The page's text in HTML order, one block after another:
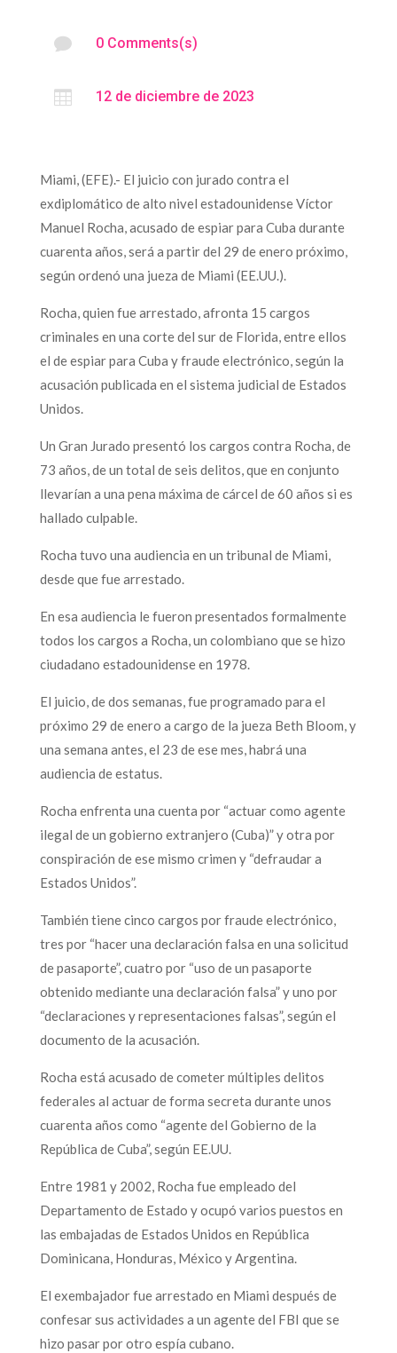
 0 Comments(s)
 12 de diciembre de 2023
Miami, (EFE).- El juicio con jurado contra el
exdiplomático de alto nivel estadounidense Víctor
Manuel Rocha, acusado de espiar para Cuba durante
cuarenta años, será a partir del 29 de enero próximo,
según ordenó una jueza de Miami (EE.UU.).
Rocha, quien fue arrestado, afronta 15 cargos
criminales en una corte del sur de Florida, entre ellos
el de espiar para Cuba y fraude electrónico, según la
acusación publicada en el sistema judicial de Estados
Unidos.
Un Gran Jurado presentó los cargos contra Rocha, de
73 años, de un total de seis delitos, que en conjunto
llevarían a una pena máxima de cárcel de 60 años si es
hallado culpable.
Rocha tuvo una audiencia en un tribunal de Miami,
desde que fue arrestado.
En esa audiencia le fueron presentados formalmente
todos los cargos a Rocha, un colombiano que se hizo
ciudadano estadounidense en 1978.
El juicio, de dos semanas, fue programado para el
próximo 29 de enero a cargo de la jueza Beth Bloom, y
una semana antes, el 23 de ese mes, habrá una
audiencia de estatus.
Rocha enfrenta una cuenta por “actuar como agente
ilegal de un gobierno extranjero (Cuba)” y otra por
conspiración de ese mismo crimen y “defraudar a
Estados Unidos”.
También tiene cinco cargos por fraude electrónico,
tres por “hacer una declaración falsa en una solicitud
de pasaporte”, cuatro por “uso de un pasaporte
obtenido mediante una declaración falsa” y uno por
“declaraciones y representaciones falsas”, según el
documento de la acusación.
Rocha está acusado de cometer múltiples delitos
federales al actuar de forma secreta durante unos
cuarenta años como “agente del Gobierno de la
República de Cuba”, según EE.UU.
Entre 1981 y 2002, Rocha fue empleado del
Departamento de Estado y ocupó varios puestos en
las embajadas de Estados Unidos en República
Dominicana, Honduras, México y Argentina.
El exembajador fue arrestado en Miami después de
confesar sus actividades a un agente del FBI que se
hizo pasar por otro espía cubano.